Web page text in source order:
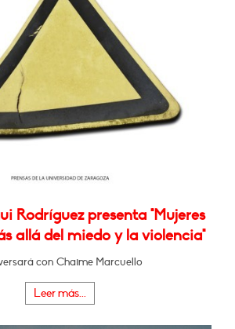
Rodríguez presenta "Mujeres
allá del miedo y la violencia"
con Chaime Marcuello
Leer más...